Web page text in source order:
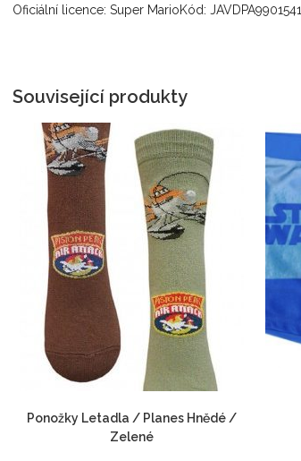
Oficiální licence: Super MarioKód: JAVDPA9901541
Související produkty
Ponožky Letadla / Planes Hnědé /
Zelené